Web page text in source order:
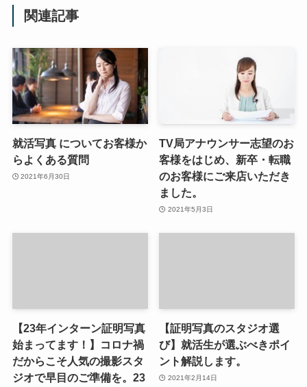
関連記事
就活写真 についてお客様か
らよくある質問
2021年6月30日
TV局アナウンサー志望のお
客様をはじめ、新卒・転職
のお客様にご来店いただき
ました。
2021年5月3日
【23年インターン証明写真
始まってます！】コロナ禍
だからこそ人気の撮影スタ
ジオで早目のご準備を。23
【証明写真のスタジオ選
び】就活生が選ぶべきポイ
ント解説します。
2021年2月14日